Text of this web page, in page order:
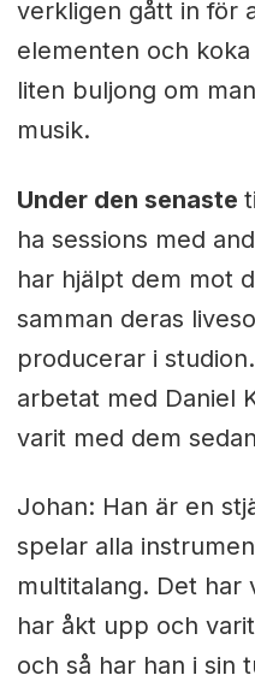
verkligen gått in för
elementen och
liten buljong om
musik.
Under den senaste
ha sessions med
har hjälpt dem mot
samman deras
producerar i
arbetat med Daniel
varit med dem
Johan: Han är en
spelar alla
multitalang. Det har
har åkt upp och
och så har han i sin